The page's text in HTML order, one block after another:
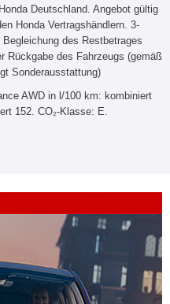
Deutschland. Angebot gültig
Honda Vertragshändlern. 3-
des Restbetrages
Rückgabe des Fahrzeugs (gemäß
Sonderausstattung)
AWD in l/100 km: kombiniert
152. CO₂-Klasse: E.